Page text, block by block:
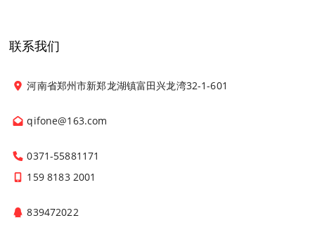
联系我们
河南省郑州市新郑龙湖镇富田兴龙湾32-1-601
qifone@163.com
0371-55881171
159 8183 2001
839472022